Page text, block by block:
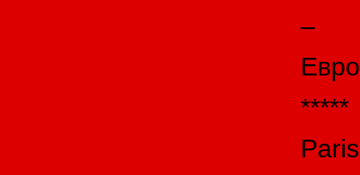
–
*****
Paris